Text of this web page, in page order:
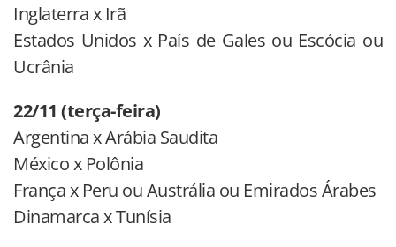
Inglaterra x Irã
Estados Unidos x País de Gales ou Escócia ou
Ucrânia
22/11 (terça-feira)
Argentina x Arábia Saudita
México x Polônia
França x Peru ou Austrália ou Emirados Árabes
Dinamarca x Tunísia